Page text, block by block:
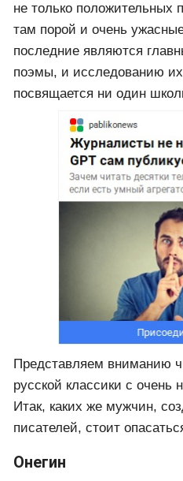
не только положительных
там порой и очень
последние являются
поэмы, и исследованию их
посвящается ни один
Представляем вниманию
русской классики с очень
Итак, каких же мужчин,
писателей, стоит
Онегин